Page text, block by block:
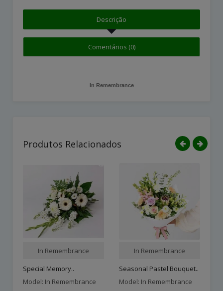
Descrição
Comentários (0)
In Remembrance
Produtos Relacionados
In Remembrance
Special Memory..
Model: In Remembrance
In Remembrance
Seasonal Pastel Bouquet..
Model: In Remembrance